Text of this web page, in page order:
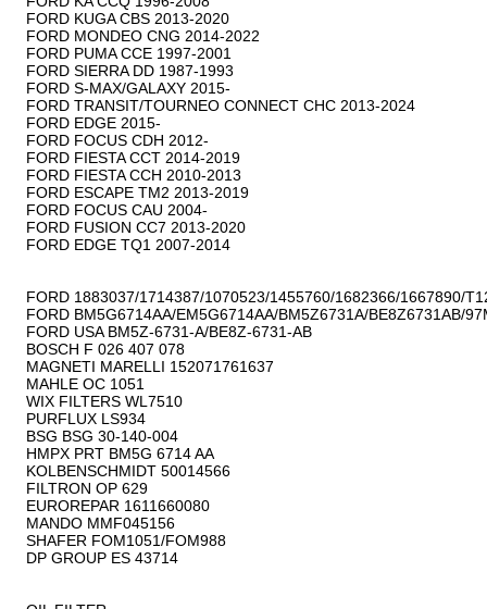
FORD KUGA CBS 2013-2020
FORD MONDEO CNG 2014-2022
FORD PUMA CCE 1997-2001
FORD SIERRA DD 1987-1993
FORD S-MAX/GALAXY 2015-
FORD TRANSIT/TOURNEO CONNECT CHC 2013-2024
FORD EDGE 2015-
FORD FOCUS CDH 2012-
FORD FIESTA CCT 2014-2019
FORD FIESTA CCH 2010-2013
FORD ESCAPE TM2 2013-2019
FORD FOCUS CAU 2004-
FORD FUSION CC7 2013-2020
FORD EDGE TQ1 2007-2014
FORD 1883037/1714387/1070523/1455760/1682366/1667890/
FORD BM5G6714AA/EM5G6714AA/BM5Z6731A/BE8Z6731AB/
FORD USA BM5Z-6731-A/BE8Z-6731-AB
BOSCH F 026 407 078
MAGNETI MARELLI 152071761637
MAHLE OC 1051
WIX FILTERS WL7510
PURFLUX LS934
BSG BSG 30-140-004
HMPX PRT BM5G 6714 AA
KOLBENSCHMIDT 50014566
FILTRON OP 629
EUROREPAR 1611660080
MANDO MMF045156
SHAFER FOM1051/FOM988
DP GROUP ES 43714